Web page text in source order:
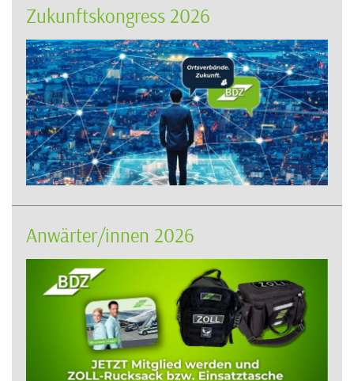
Zukunftskongress 2026
Anwärter/innen 2026